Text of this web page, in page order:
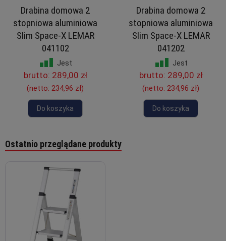
Drabina domowa 2
stopniowa aluminiowa
Slim Space-X LEMAR
041102
Jest
brutto: 289,00 zł
(netto: 234,96 zł)
Do koszyka
Drabina domowa 2
stopniowa aluminiowa
Slim Space-X LEMAR
041202
Jest
brutto: 289,00 zł
(netto: 234,96 zł)
Do koszyka
Ostatnio przeglądane produkty